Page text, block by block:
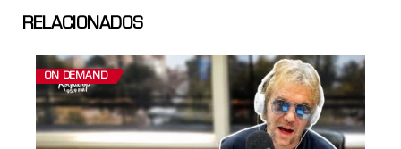
RELACIONADOS
ON DEMAND